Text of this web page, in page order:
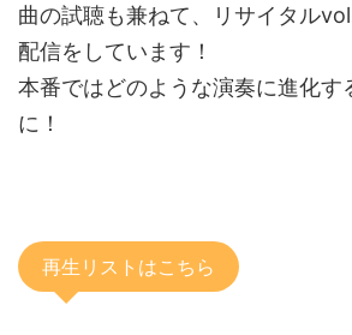
曲の試聴も兼ねて、リサイタル
配信をしています！
本番ではどのような演奏に進化す
に！
再生リストはこちら